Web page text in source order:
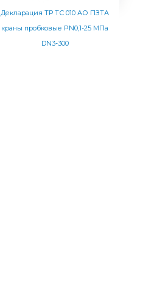
Декларация ТР ТС 010 АО ПЗТА
краны пробковые PN0,1-25 МПа
DN3-300